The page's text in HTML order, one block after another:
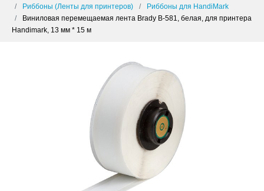
Риббоны (Ленты для принтеров)
Риббоны для HandiMark
Виниловая перемещаемая лента Brady B-581, белая, для принтера
Handimark, 13 мм * 15 м